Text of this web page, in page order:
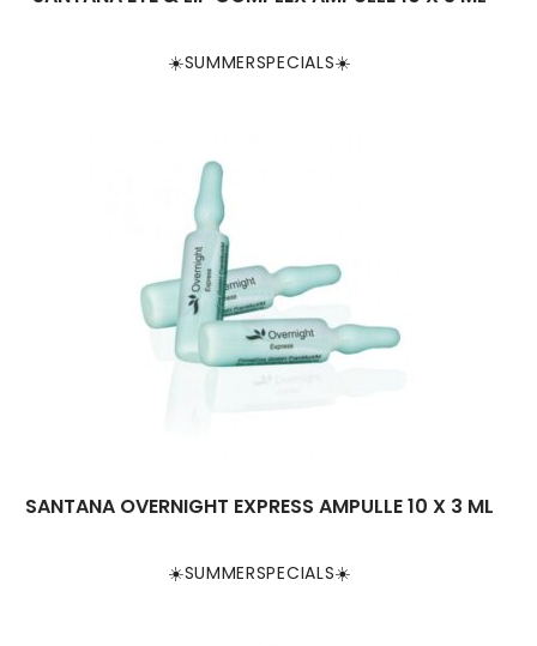
☀️SUMMERSPECIALS☀️
☀️SUMMERSPECIALS☀️
SANTANA OVERNIGHT EXPRESS AMPULLE 10 X 3 ML